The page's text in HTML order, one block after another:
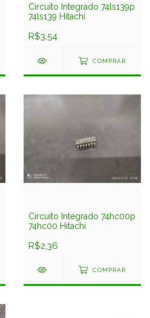
Circuito Integrado 74ls139p
74ls139 Hitachi
R$3,54
COMPRAR
Circuito Integrado 74hc00p
74hc00 Hitachi
R$2,36
COMPRAR